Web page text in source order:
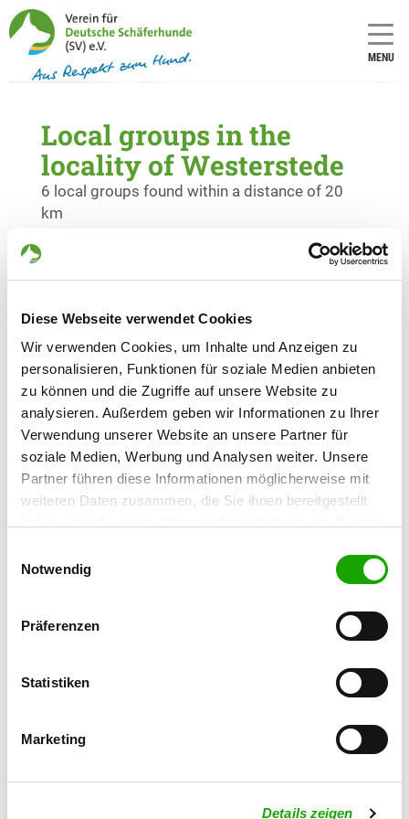
Diese Webseite verwendet Cookies
Wir verwenden Cookies, um Inhalte und Anzeigen zu
personalisieren, Funktionen für soziale Medien anbieten
zu können und die Zugriffe auf unsere Website zu
analysieren. Außerdem geben wir Informationen zu Ihrer
Verwendung unserer Website an unsere Partner für
soziale Medien, Werbung und Analysen weiter. Unsere
Partner führen diese Informationen möglicherweise mit
weiteren Daten zusammen, die Sie ihnen bereitgestellt
Cookies, wenn Sie unsere Webseite weiterhin nutzen.
Notwendig
Präferenzen
Statistiken
Marketing
Details zeigen
MENU
Local groups in the
locality of Westerstede
6 local groups found within a distance of 20
km
OG - Ihlow - Altes Amt Stickhausen
26849 Filsum
OG - Friesische Wehde
Details
Grabhornerweg 42a
26345 Bockhorn-Osterforde
OG - Nethen
Details
Hirtenweg 45
OG - Uplengen-Fiebing
Details
26670 Uplengen-Remels
OG - Zetel
OG - Wiefelstede